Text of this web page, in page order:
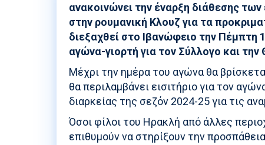
ανακοινώνει την έναρξη διάθεσης
στην ρουμανική Κλουζ για τα
διεξαχθεί στο Ιβανώφειο την Πέμπτη
αγώνα-γιορτή για τον Σύλλογο και την
Μέχρι την ημέρα του αγώνα θα
θα περιλαμβάνει εισιτήριο για τον
διαρκείας της σεζόν 2024-25 για τις
Όσοι φίλοι του Ηρακλή από άλλες
επιθυμούν να στηρίξουν την